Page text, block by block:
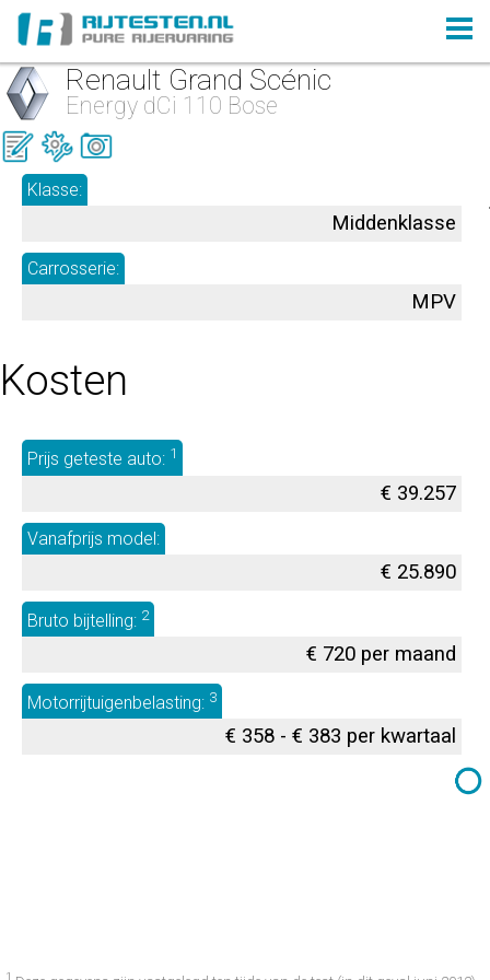
Renault Grand Scénic
Energy dCi 110 Bose
Klasse:
Middenklasse
Carrosserie:
MPV
Kosten
Prijs geteste auto: 1
€ 39.257
Vanafprijs model:
€ 25.890
Bruto bijtelling: 2
€ 720 per maand
Motorrijtuigenbelasting: 3
€ 358 - € 383 per kwartaal
1